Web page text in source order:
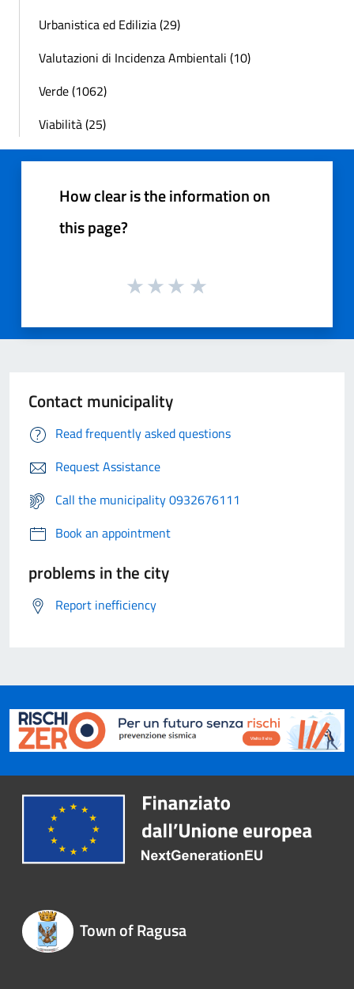
Urbanistica ed Edilizia (29)
Valutazioni di Incidenza Ambientali (10)
Verde (1062)
Viabilità (25)
How clear is the information on
this page?
Contact municipality
Read frequently asked questions
Request Assistance
Call the municipality 0932676111
Book an appointment
problems in the city
Report inefficiency
Town of Ragusa